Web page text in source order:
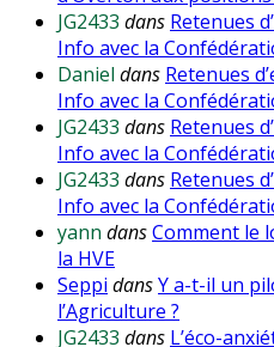
JG2433 dans Retenues
Info avec la
Daniel dans Retenues
Info avec la
JG2433 dans Retenues
Info avec la
JG2433 dans Retenues
Info avec la
yann dansComment le
la HVE
Seppi dansY a-t-il un
l’Agriculture ?
JG2433 dans L’éco-